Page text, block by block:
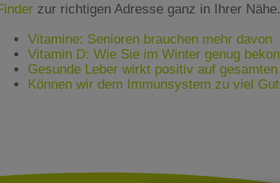
zur richtigen Adresse ganz in Ihrer Nähe.
Vitamine: Senioren brauchen mehr davon
Vitamin D: Wie Sie im Winter genug
Gesunde Leber wirkt positiv auf
Können wir dem Immunsystem zu viel